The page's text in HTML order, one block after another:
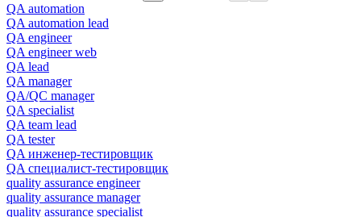
QA automation
QA automation lead
QA engineer
QA engineer web
QA lead
QA manager
QA/QC manager
QA specialist
QA team lead
QA tester
QA инженер-тестировщик
QA специалист-тестировщик
quality assurance engineer
quality assurance manager
quality assurance specialist